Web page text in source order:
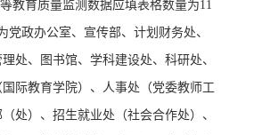
教育质量监测数据应填表格数量为11
党政办公室、宣传部、计划财务处、
处、图书馆、学科建设处、科研处、
际教育学院）、人事处 （党委教师工
处）、招生就业处（社会合作处）、